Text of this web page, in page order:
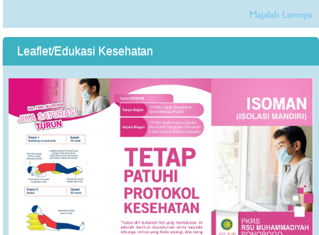
Majalah Lainnya
Leaflet/Edukasi Kesehatan